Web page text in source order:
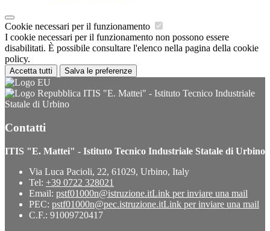
Cookie necessari per il funzionamento
I cookie necessari per il funzionamento non possono essere
disabilitati. È possibile consultare l'elenco nella pagina della cookie
policy.
Accetta tutti Salva le preferenze
ITIS "E. Mattei" - Istituto Tecnico Industriale
Statale di Urbino
Contatti
ITIS "E. Mattei" - Istituto Tecnico Industriale Statale di Urbino
Via Luca Pacioli, 22, 61029, Urbino, Italy
Tel: +39 0722 328021
Email: pstf01000n@istruzione.itLink per inviare una mail
PEC: pstf01000n@pec.istruzione.itLink per inviare una mail
C.F.: 91009720417